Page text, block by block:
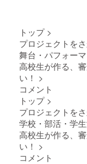
トップ >
プロジェクトを
舞台・パフォー
高校生が作る、
い！ >
コメント
トップ >
プロジェクトを
学校・部活・学
高校生が作る、
い！ >
コメント